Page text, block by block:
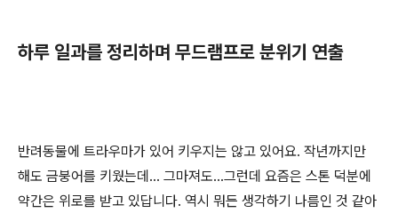
하루 일과를 정리하며 무드램프로 분위기 연출
반려동물에 트라우마가 있어 키우지는 않고 있어요. 작년까지만
해도 금붕어를 키웠는데... 그마져도...그런데 요즘은 스톤 덕분에
약간은 위로를 받고 있답니다. 역시 뭐든 생각하기 나름인 것 같아